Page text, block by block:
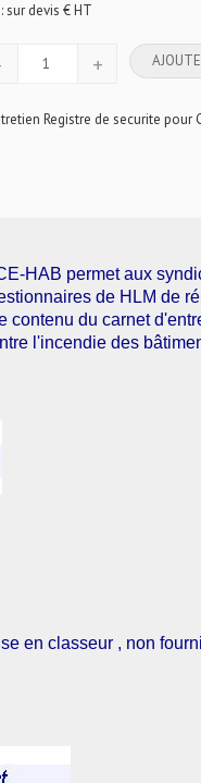
sur devis € HT
+
Registre de securite pour
HAB permet aux
de HLM de
contenu du carnet
l'incendie des
en classeur , non